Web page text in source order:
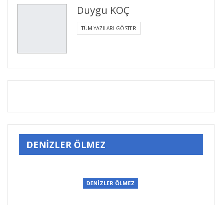
Duygu KOÇ
TÜM YAZILARI GÖSTER
DENİZLER ÖLMEZ
DENİZLER ÖLMEZ